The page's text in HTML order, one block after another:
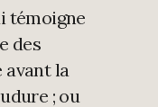
témoigne
des
avant la
; ou